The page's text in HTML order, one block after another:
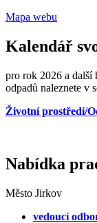
Mapa webu
Kalendář
pro rok 2026 a další
odpadů naleznete v
Životní prostředí/
Nabídka
Město Jirkov
vedoucí